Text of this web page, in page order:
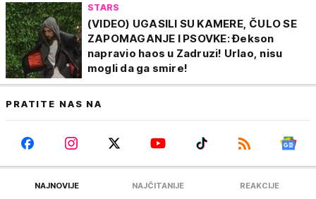
STARS
(VIDEO) UGASILI SU KAMERE, ČULO SE
ZAPOMAGANJE I PSOVKE: Đekson
napravio haos u Zadruzi! Urlao, nisu
mogli da ga smire!
PRATITE NAS NA
NAJNOVIJE NAJČITANIJE REAKCIJE